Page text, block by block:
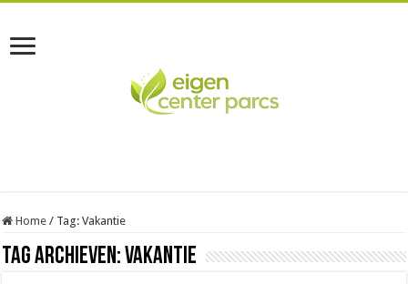
Home / Tag:Vakantie
Tag Archieven:Vakantie